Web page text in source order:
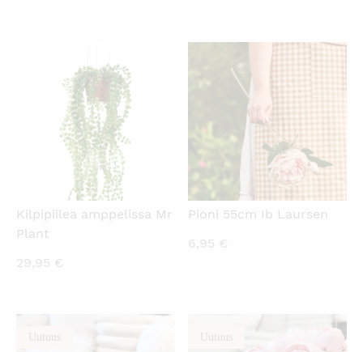
KATSO PIKANÄKYMÄ
Kilpipiilea amppelissa Mr
Plant
29,95 €
Pioni 55cm Ib Laursen
6,95 €
UutuusKATSO PIKANÄKYMÄ UutuusKATSO PIKANÄKYMÄ